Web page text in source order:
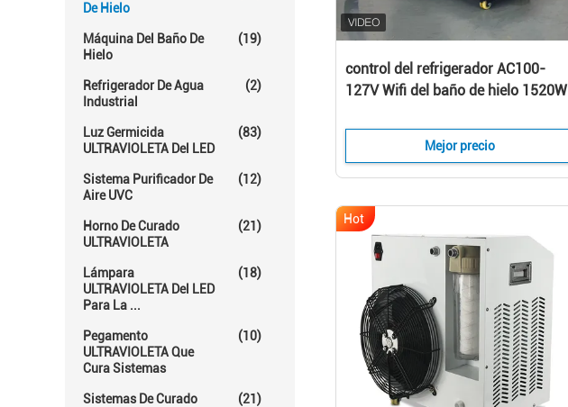
De Hielo
Máquina Del Baño De
Hielo
(19)
Refrigerador De Agua
Industrial
(2)
Luz Germicida
ULTRAVIOLETA Del LED
(83)
Sistema Purificador De
Aire UVC
(12)
Horno De Curado
ULTRAVIOLETA
(21)
Lámpara
ULTRAVIOLETA Del LED
Para La ...
(18)
Pegamento
ULTRAVIOLETA Que
Cura Sistemas
(10)
Sistemas De Curado
(21)
control del refrigerador AC100-
127V Wifi del baño de hielo 1520W
Mejor precio
Hot